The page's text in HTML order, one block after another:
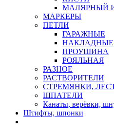
МАЛЯРНЫЙ
МАРКЕРЫ
ПЕТЛИ
ГАРАЖНЫЕ
НАКЛАДНЫЕ
ПРОУШИНА
РОЯЛЬНАЯ
РАЗНОЕ
РАСТВОРИТЕЛИ
СТРЕМЯНКИ,
ШПАТЕЛИ
Канаты, верёвки,
Штифты, шпонки